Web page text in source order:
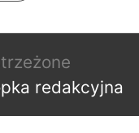
redakcyjna